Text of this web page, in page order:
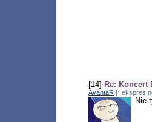
[14] Re:
AvantaR
Nie